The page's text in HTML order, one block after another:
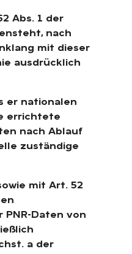
Abs. 1 der
nach
mit dieser
ausdrücklich
er nationalen
errichtete
nach Ablauf
zuständige
mit Art. 52
Daten von
a der